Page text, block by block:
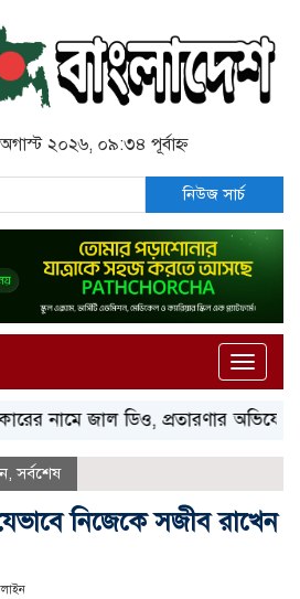
২০২৬, ০৯:৩৪ পূর্বাহ্ন
নিউজ সার্চ
Toggle
জাল ডিও, প্রতারণার অভিযোগে
,সর্বশেষ
নিজেকে সজীব রাখেন